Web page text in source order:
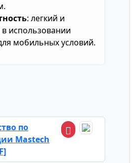
: легкий и
использовании
мобильных условий.
по
Mastech